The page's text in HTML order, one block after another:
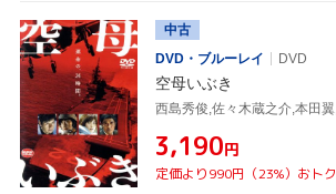
中古
DVD・ブルーレイ
DVD
空母いぶき
¥3,190円
定価より990円（23%）おトク